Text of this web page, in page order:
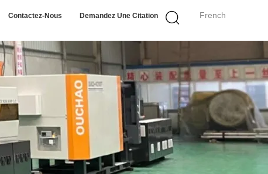
French
Contactez-Nous Demandez Une Citation